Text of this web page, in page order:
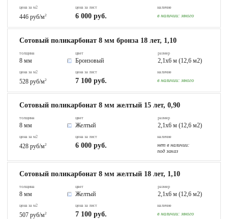
цена за м2
446 руб/м2
цена за лист
6 000 руб.
наличие
в наличии: много
Сотовый поликарбонат 8 мм бронза 18 лет, 1,10
толщина
8 мм
цвет
Бронзовый
размер
2,1х6 м (12,6 м2)
цена за м2
528 руб/м2
цена за лист
7 100 руб.
наличие
в наличии: много
Сотовый поликарбонат 8 мм желтый 15 лет, 0,90
толщина
8 мм
цвет
Желтый
размер
2,1х6 м (12,6 м2)
цена за м2
428 руб/м2
цена за лист
6 000 руб.
наличие
нет в наличии:
под заказ
Сотовый поликарбонат 8 мм желтый 18 лет, 1,10
толщина
8 мм
цвет
Желтый
размер
2,1х6 м (12,6 м2)
цена за м2
507 руб/м2
цена за лист
7 100 руб.
наличие
в наличии: много